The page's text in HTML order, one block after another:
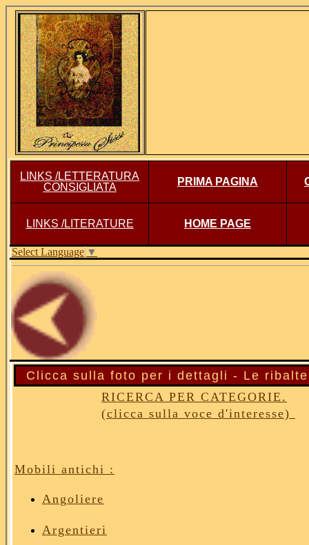
LINKS /LETTERATURA
CONSIGLIATA
PRIMA PAGINA
LINKS /LITERATURE HOME PAGE
Select Language ▼
Clicca sulla foto per i dettagli - Le
RICERCA PER CATEGORIE.
(clicca sulla voce d'interesse)
Mobili antichi :
Angoliere
Argentieri